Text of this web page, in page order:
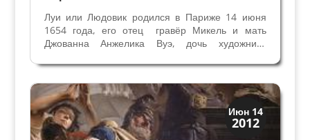
Луи или Людовик родился в Париже 14 июня
1654 года, его отец гравёр Микель и мать
Джованна Анжелика Вуэ, дочь художника
художником. Основы обучения живописи
закладываются ещё в Париже, где атмосфера
пронизана творчеством. Луи ...
Июн 14
2012
Венецианская
Верона